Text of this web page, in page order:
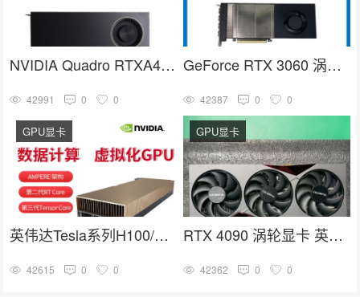
NVIDIA Quadro RTXA4000 16G GDDR6人工智能GPU专业图形显卡
42991 0 0
GeForce RTX 3060 涡轮显卡 英伟达30系列 NVIDIA GPU卡
42387 0 0
英伟达Tesla系列H100/A100/V100/A40计算加速高端GPU推理训练显卡
GPU显卡
42615 0 0
RTX 4090 涡轮显卡 英伟达4090系列 深度学习 GPU加速卡
GPU显卡
42362 0 0